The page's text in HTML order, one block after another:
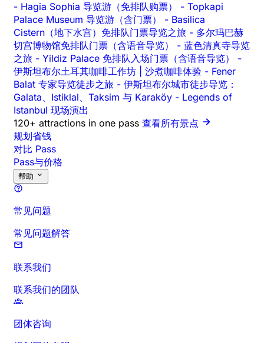
- Hagia Sophia 导览游（免排队购票） - Topkapi
Palace Museum 导览游（含门票） - Basilica
Cistern（地下水宫）免排队门票导览之旅 - 多尔玛巴赫
切宫博物馆免排队门票（含语音导览） - 蓝色清真寺导览
之旅 - Yildiz Palace 免排队入场门票（含语音导览） -
伊斯坦布尔土耳其咖啡工作坊 | 沙煮咖啡体验 - Fener
Balat 专家导览徒步之旅 - 伊斯坦布尔城市徒步导览：
Galata、Istiklal、Taksim 与 Karaköy - Legends of
Istanbul 现场演出
120+ attractions in one pass 查看所有景点
规划省钱
对比 Pass
Pass与价格
帮助
常见问题
常见问题解答
联系我们
联系我们的团队
团体咨询